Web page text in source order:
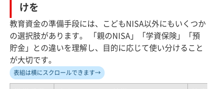
けを
教育資金の準備手段には、こどもNISA以外にもいくつか
の選択肢があります。 「親のNISA」「学資保険」「預
貯金」との違いを理解し、目的に応じて使い分けること
が大切です。
表組は横にスクロールできます→